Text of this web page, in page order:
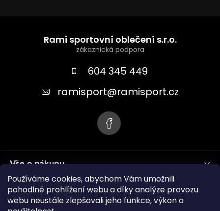
Používáme cookies, abychom Vám umožnili
pohodlné prohlížení webu a díky analýze provozu
webu neustále zlepšovali jeho funkce, výkon a
Rami sportovní oblečení s.r.o.
604 345 449
ramisport@ramisport.cz
Vše o nákupu
Informace pro vás